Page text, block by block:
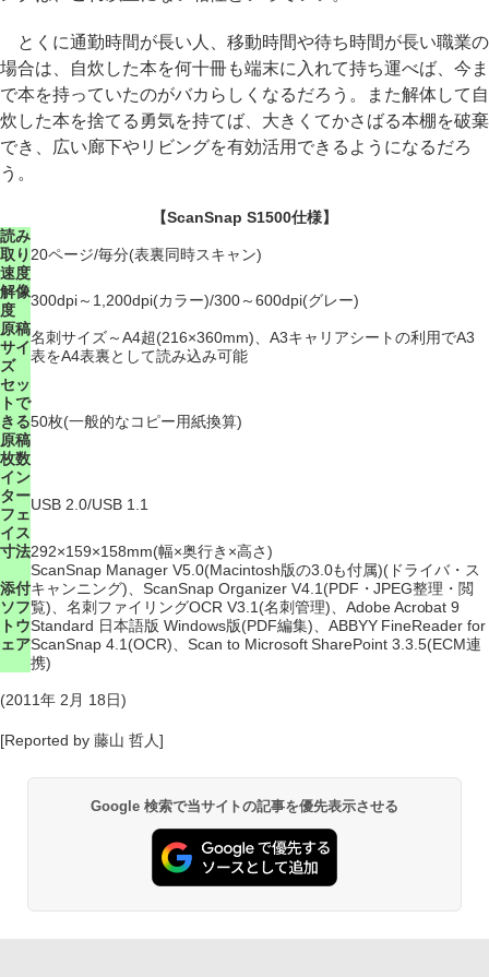
とくに通勤時間が長い人、移動時間や待ち時間が長い職業の
場合は、自炊した本を何十冊も端末に入れて持ち運べば、今ま
で本を持っていたのがバカらしくなるだろう。また解体して自
炊した本を捨てる勇気を持てば、大きくてかさばる本棚を破棄
でき、広い廊下やリビングを有効活用できるようになるだろ
う。
【ScanSnap S1500仕様】
読み
取り
速度
20ページ/毎分(表裏同時スキャン)
解像
度
300dpi～1,200dpi(カラー)/300～600dpi(グレー)
原稿
サイ
ズ
名刺サイズ～A4超(216×360mm)、A3キャリアシートの利用でA3
表をA4表裏として読み込み可能
セッ
トで
きる
原稿
枚数
50枚(一般的なコピー用紙換算)
イン
ター
フェ
イス
USB 2.0/USB 1.1
寸法292×159×158mm(幅×奥行き×高さ)
添付
ソフ
トウ
ェア
ScanSnap Manager V5.0(Macintosh版の3.0も付属)(ドライバ・ス
キャンニング)、ScanSnap Organizer V4.1(PDF・JPEG整理・閲
覧)、名刺ファイリングOCR V3.1(名刺管理)、Adobe Acrobat 9
Standard 日本語版 Windows版(PDF編集)、ABBYY FineReader for
ScanSnap 4.1(OCR)、Scan to Microsoft SharePoint 3.3.5(ECM連
携)
(2011年 2月 18日)
[Reported by 藤山 哲人]
Google 検索で当サイトの記事を優先表示させる